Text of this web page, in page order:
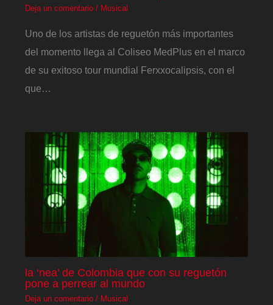
Deja un comentario / Musical
Uno de los artistas de reguetón más importantes
del momento llega al Coliseo MedPlus en el marco
de su exitoso tour mundial Ferxxocalipsis, con el
que…
la ‘nea’ de Colombia que con su reguetón
pone a perrear al mundo
Deja un comentario / Musical